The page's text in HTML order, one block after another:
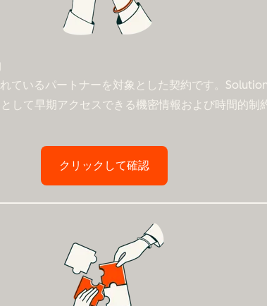
ているパートナーを対象とした契約です。
して早期アクセスできる機密情報および時間的制
クリックして確認